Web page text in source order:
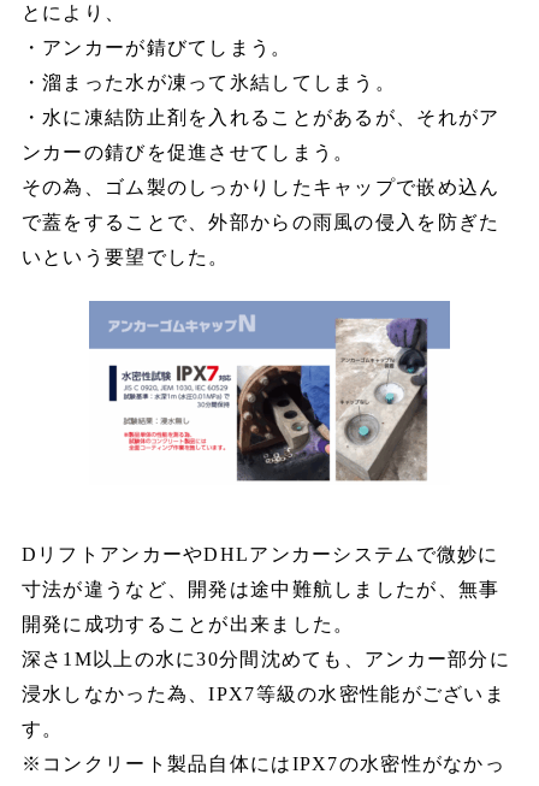
とにより、
・アンカーが錆びてしまう。
・溜まった水が凍って氷結してしまう。
・水に凍結防止剤を入れることがあるが、それがア
ンカーの錆びを促進させてしまう。
その為、ゴム製のしっかりしたキャップで嵌め込ん
で蓋をすることで、外部からの雨風の侵入を防ぎた
いという要望でした。
DリフトアンカーやDHLアンカーシステムで微妙に
寸法が違うなど、開発は途中難航しましたが、無事
開発に成功することが出来ました。
深さ1M以上の水に30分間沈めても、アンカー部分に
浸水しなかった為、IPX7等級の水密性能がございま
す。
※コンクリート製品自体にはIPX7の水密性がなかっ